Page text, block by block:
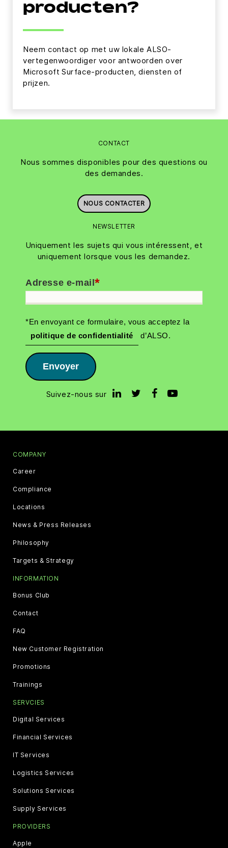
producten?
Neem contact op met uw lokale ALSO-
vertegenwoordiger voor antwoorden over
Microsoft Surface-producten, diensten of
prijzen.
CONTACT
Nous sommes disponibles pour des questions ou
des demandes.
NOUS CONTACTER
NEWSLETTER
Uniquement les sujets qui vous intéressent, et
uniquement lorsque vous les demandez.
*
Adresse e-mail
*En envoyant ce formulaire, vous acceptez la
politique de confidentialité
d’ALSO.
Envoyer
Suivez-nous sur
COMPANY
Career
Compliance
Locations
News & Press Releases
Philosophy
Targets & Strategy
INFORMATION
Bonus Club
Contact
FAQ
New Customer Registration
Promotions
Trainings
SERVCIES
Digital Services
Financial Services
IT Services
Logistics Services
Solutions Services
Supply Services
PROVIDERS
Apple